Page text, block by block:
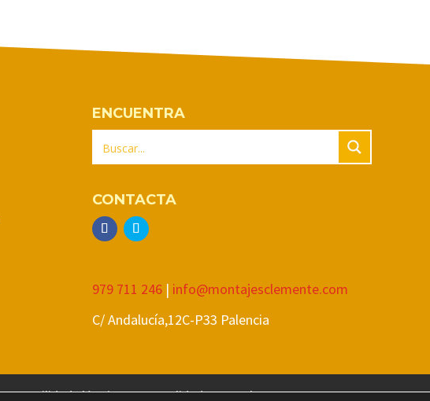
ENCUENTRA
CONTACTA
979 711 246 | info@montajesclemente.com
C/ Andalucía,12C-P33 Palencia
Movilidad Eléctrica Actualidad Legal